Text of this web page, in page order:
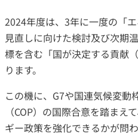
2024年度は、3年に一度の「
見直しに向けた検討及び次期
標を含む「国が決定する貢献
ります。
この機に、G7や国連気候変動
（COP）の国際合意を踏まえ
ギー政策を強化できるかが問